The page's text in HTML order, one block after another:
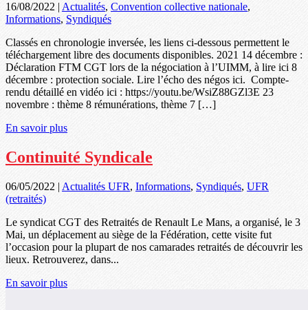
16/08/2022 | Actualités, Convention collective nationale,
Informations, Syndiqués
Classés en chronologie inversée, les liens ci-dessous permettent le
téléchargement libre des documents disponibles. 2021 14 décembre :
Déclaration FTM CGT lors de la négociation à l’UIMM, à lire ici 8
décembre : protection sociale. Lire l’écho des négos ici. Compte-
rendu détaillé en vidéo ici : https://youtu.be/WsiZ88GZl3E 23
novembre : thème 8 rémunérations, thème 7 […]
En savoir plus
Continuité Syndicale
06/05/2022 | Actualités UFR, Informations, Syndiqués, UFR
(retraités)
Le syndicat CGT des Retraités de Renault Le Mans, a organisé, le 3
Mai, un déplacement au siège de la Fédération, cette visite fut
l’occasion pour la plupart de nos camarades retraités de découvrir les
lieux. Retrouverez, dans...
En savoir plus